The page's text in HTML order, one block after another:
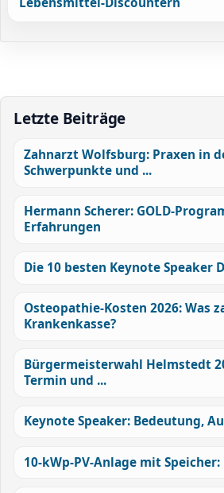
Letzte Beiträge
Zahnarzt Wolfsburg: Praxen in
Schwerpunkte und ...
Hermann Scherer: GOLD-
Erfahrungen
Die 10 besten Keynote Speaker
Osteopathie-Kosten 2026: Was
Krankenkasse?
Bürgermeisterwahl Helmstedt
Termin und ...
Keynote Speaker: Bedeutung,
10-kWp-PV-Anlage mit Speicher: